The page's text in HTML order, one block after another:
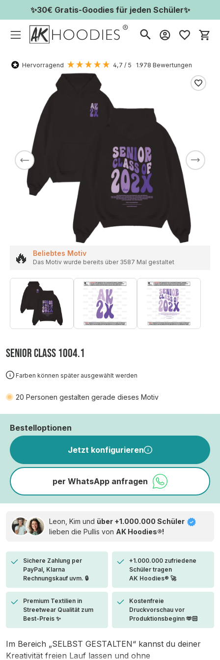
✨30€ Gratis-Goodies für jeden Schüler✨
Hervorragend 4,7 / 5 1.978 Bewertungen
🔥 Beliebtes Motiv
Das Motiv wurde bereits über 3587 Mal gestaltet
SENIOR CLASS 1004.1
Farben können später ausgewählt werden
20 Personen gestalten gerade dieses Motiv
Bestelloptionen
Jetzt konfigurieren
per WhatsApp anfragen
Leon, Kim und über +1.000.000 Schüler
lieben die Pullis von AK Hoodies®!
Sichere Zahlung per
PayPal, Klarna
Rechnungskauf uvm. 🔒
+1.000.000 zufriedene
Schüler tragen
AK Hoodies® 🚀
Premium Textilien in
Streetwear Qualität zum
Best-Preis ✨
Kostenfreie
Druckvorschau vor
Produktionsbeginn 🫶🏻
Im Bereich „SELBST GESTALTEN“ kannst du deiner
Kreativität freien Lauf lassen und ohne